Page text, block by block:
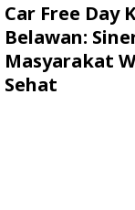
Car Free Day
Belawan:
Masyarakat
Sehat